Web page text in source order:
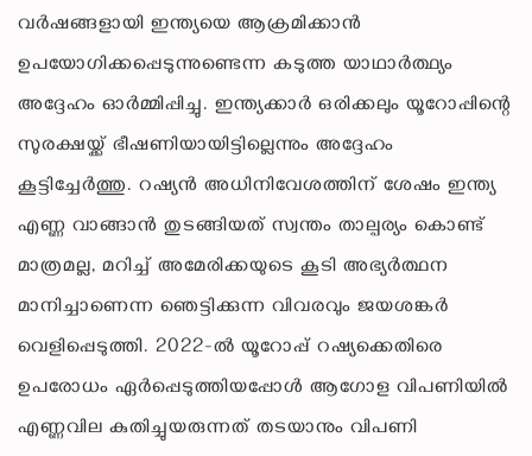
വർഷങ്ങളായി ഇന്ത്യയെ ആക്രമിക്കാൻ
ഉപയോഗിക്കപ്പെടുന്നുണ്ടെന്ന കടുത്ത യാഥാർത്ഥ്യം
അദ്ദേഹം ഓർമ്മിപ്പിച്ചു. ഇന്ത്യക്കാർ ഒരിക്കലും യൂറോപ്പിന്റെ
സുരക്ഷയ്ക്ക് ഭീഷണിയായിട്ടില്ലെന്നും അദ്ദേഹം
കൂട്ടിച്ചേർത്തു. റഷ്യൻ അധിനിവേശത്തിന് ശേഷം ഇന്ത്യ
എണ്ണ വാങ്ങാൻ തുടങ്ങിയത് സ്വന്തം താല്പര്യം കൊണ്ട്
മാത്രമല്ല, മറിച്ച് അമേരിക്കയുടെ കൂടി അഭ്യർത്ഥന
മാനിച്ചാണെന്ന ഞെട്ടിക്കുന്ന വിവരവും ജയശങ്കർ
വെളിപ്പെടുത്തി. 2022-ൽ യൂറോപ്പ് റഷ്യക്കെതിരെ
ഉപരോധം ഏർപ്പെടുത്തിയപ്പോൾ ആഗോള വിപണിയിൽ
എണ്ണവില കുതിച്ചുയരുന്നത് തടയാനും വിപണി